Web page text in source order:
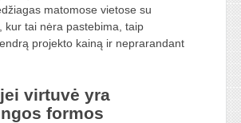
matomose vietose su
kur tai nėra pastebima, taip
projekto kainą ir neprarandant
virtuvė yra
formos